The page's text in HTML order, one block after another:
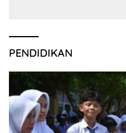
PENDIDIKAN